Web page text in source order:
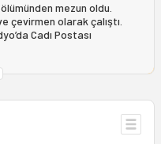
mezun oldu.
çevirmen olarak çalıştı.
Cadı Postası